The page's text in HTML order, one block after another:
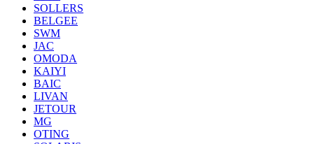
SOLLERS
BELGEE
SWM
JAC
OMODA
KAIYI
BAIC
LIVAN
JETOUR
MG
OTING